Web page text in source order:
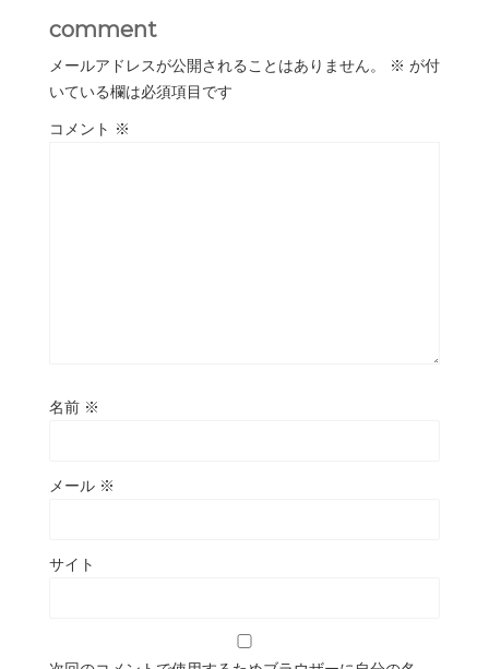
comment
メールアドレスが公開されることはありません。 ※ が付
いている欄は必須項目です
コメント ※
名前 ※
メール ※
サイト